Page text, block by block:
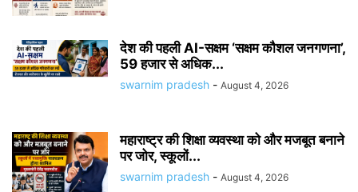
देश की पहली AI-सक्षम ‘सक्षम कौशल जनगणना’,
59 हजार से अधिक...
swarnim pradesh - August 4, 2026
महाराष्ट्र की शिक्षा व्यवस्था को और मजबूत बनाने
पर जोर, स्कूलों...
swarnim pradesh - August 4, 2026